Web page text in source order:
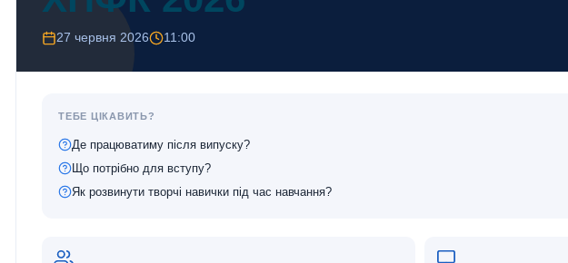
27 червня 2026 11:00
ТЕБЕ ЦІКАВИТЬ?
Де працюватиму після випуску?
Що потрібно для вступу?
Як розвинути творчі навички під час навчання?